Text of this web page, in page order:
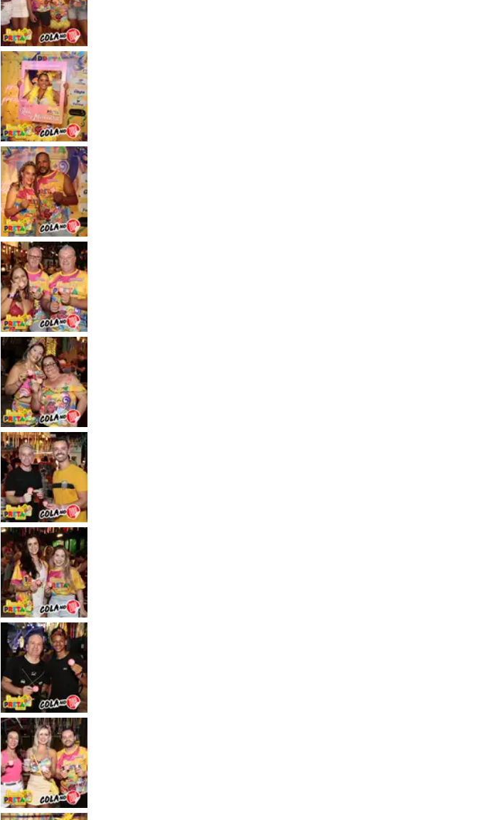
&nbsp;
&nbsp;
&nbsp;
&nbsp;
&nbsp;
&nbsp;
&nbsp;
&nbsp;